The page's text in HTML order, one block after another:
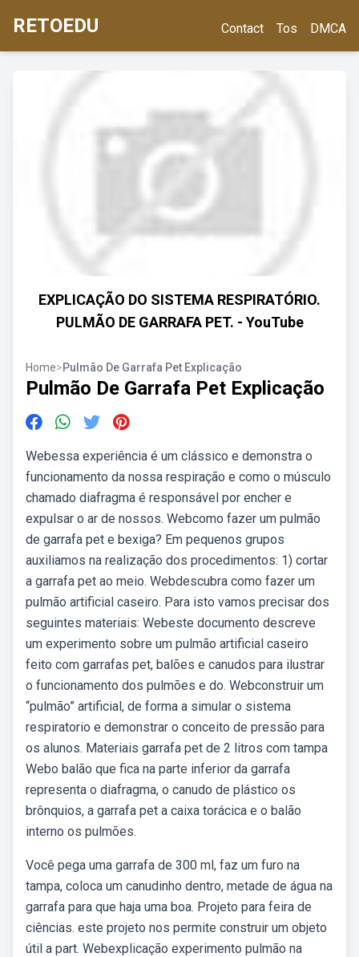
RETOEDU Contact Tos DMCA
EXPLICAÇÃO DO SISTEMA RESPIRATÓRIO.
PULMÃO DE GARRAFA PET. - YouTube
Home>Pulmão De Garrafa Pet Explicação
Pulmão De Garrafa Pet Explicação
Webessa experiência é um clássico e demonstra o
funcionamento da nossa respiração e como o músculo
chamado diafragma é responsável por encher e
expulsar o ar de nossos. Webcomo fazer um pulmão
de garrafa pet e bexiga? Em pequenos grupos
auxiliamos na realização dos procedimentos: 1) cortar
a garrafa pet ao meio. Webdescubra como fazer um
pulmão artificial caseiro. Para isto vamos precisar dos
seguintes materiais: Webeste documento descreve
um experimento sobre um pulmão artificial caseiro
feito com garrafas pet, balões e canudos para ilustrar
o funcionamento dos pulmões e do. Webconstruir um
“pulmão” artificial, de forma a simular o sistema
respiratorio e demonstrar o conceito de pressão para
os alunos. Materiais garrafa pet de 2 litros com tampa
Webo balão que fica na parte inferior da garrafa
representa o diafragma, o canudo de plástico os
brônquios, a garrafa pet a caixa torácica e o balão
interno os pulmões.
Você pega uma garrafa de 300 ml, faz um furo na
tampa, coloca um canudinho dentro, metade de água na
garrafa para que haja uma boa. Projeto para feira de
ciências. este projeto nos permite construir um objeto
útil a part. Webexplicação experimento pulmão na